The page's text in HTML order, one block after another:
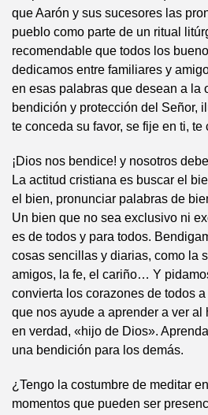
que Aarón y sus sucesores las
pueblo como parte de un ritual
recomendable que todos los
dedicamos entre familiares y
en esas palabras que desean a la
bendición y protección del Señor,
te conceda su favor, se fije en ti, te
¡Dios nos bendice! y nosotros
La actitud cristiana es buscar el
el bien, pronunciar palabras de
Un bien que no sea exclusivo ni
es de todos y para todos.
cosas sencillas y diarias, como la
amigos, la fe, el cariño… Y
convierta los corazones de todos
que nos ayude a aprender a ver al
en verdad, «hijo de Dios».
una bendición para los demás.
¿Tengo la costumbre de meditar
momentos que pueden ser